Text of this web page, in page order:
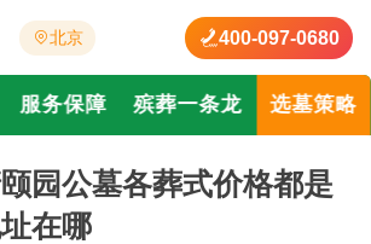
北京 400-097-0680
服务保障 殡葬一条龙 选墓策略
园公墓各葬式价格都是
在哪